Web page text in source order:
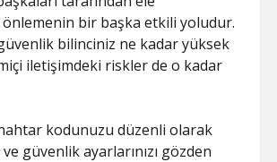
bir başka etkili yoludur.
bilinciniz ne kadar yüksek
iletişimdeki riskler de o kadar
kodunuzu düzenli olarak
güvenlik ayarlarınızı gözden